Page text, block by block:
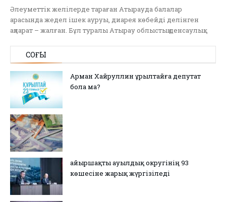
Әлеуметтік желілерде тараған Атырауда балалар
арасында жедел ішек ауруы, диарея көбейді делінген
ақпарат – жалған. Бұл туралы Атырау облыстық денсаулық…
СОҢҒЫ
Арман Хайруллин Құрылтайға депутат
бола ма?
Қайыршақты ауылдық округінің 93
көшесіне жарық жүргізіледі